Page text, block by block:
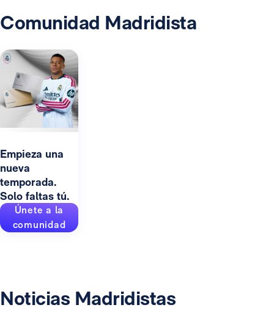
Comunidad Madridista
Empieza una
nueva
temporada.
Solo faltas tú.
Únete a la
comunidad
Noticias Madridistas